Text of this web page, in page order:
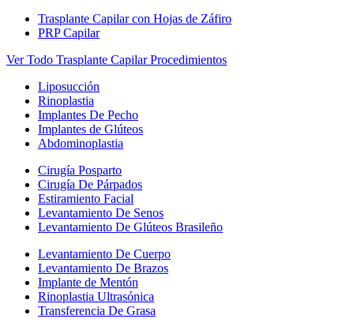
Trasplante Capilar con Hojas de Záfiro
PRP Capilar
Ver Todo Trasplante Capilar Procedimientos
Liposucción
Rinoplastia
Implantes De Pecho
Implantes de Glúteos
Abdominoplastia
Cirugía Posparto
Cirugía De Párpados
Estiramiento Facial
Levantamiento De Senos
Levantamiento De Glúteos Brasileño
Levantamiento De Cuerpo
Levantamiento De Brazos
Implante de Mentón
Rinoplastia Ultrasónica
Transferencia De Grasa